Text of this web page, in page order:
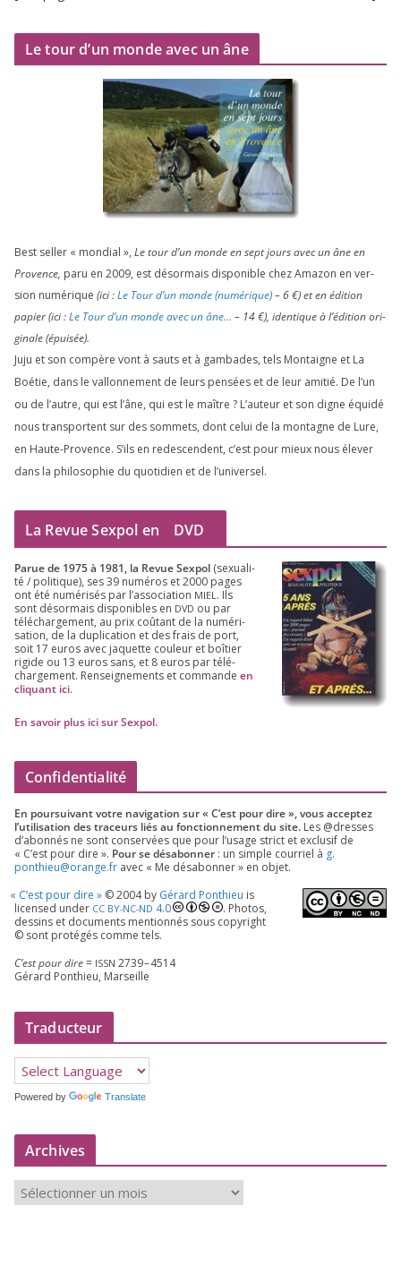
Le tour d’un monde avec un âne
Best sel­ler « mon­dial », Le tour d’un monde en sept jours avec un âne en
Provence, paru en 2009, est désor­mais dis­po­nible chez Amazon en ver­
sion numé­rique (ici :Le Tour d’un monde (numé­rique)–6€) et en édi­tion
papier (ici :Le Tour d’un monde avec un âne… – 14€), iden­tique à l’é­di­tion ori­
gi­nale (épui­sée).
Juju et son com­père vont à sauts et à gam­bades, tels Montaigne et La
Boétie, dans le val­lon­ne­ment de leurs pen­sées et de leur ami­tié. De l’un
ou de l’autre, qui est l’âne, qui est le maître ? L’auteur et son digne équi­dé
nous trans­portent sur des som­mets, dont celui de la mon­tagne de Lure,
en Haute-Provence. S’ils en redes­cendent, c’est pour mieux nous éle­ver
dans la phi­lo­so­phie du quo­ti­dien et de l’universel.
La Revue Sexpol en DVD
Parue de 1975à 1981, la Revue Sex­pol (sexua­li­
té /​ poli­tique), ses39 numé­ros et2000 pages
ont été numé­ri­sés par l’as­so­cia­tion MIEL. Ils
sont désor­mais dis­po­nibles en DVD ou par
télé­char­ge­ment, au prix coû­tant de la numé­ri­
sa­tion, de la dupli­ca­tion et des frais de port,
soit 17 euros avec jaquette cou­leur et boî­tier
rigide ou 13 euros sans, et 8 euros par télé­
char­ge­ment. Ren­sei­gne­ments et com­mande en
cli­quant ici.
En savoir plus ici sur Sexpol.
Confidentialité
En pour­sui­vant votre navi­ga­tion sur « C’est pour dire », vous accep­tez
l’utilisation des tra­ceurs liés au fonc­tion­ne­ment du site. Les @dresses
d’a­bon­nés ne sont conser­vées que pour l’u­sage strict et exclu­sif de
« C’est pour dire ». Pour se désa­bon­ner : un simple cour­riel à g.​
ponthieu@​orange.​fr avec « Me désa­bon­ner » en objet.
« C’est pour dire » ©2004by Gérard Ponthieu is
licen­sed under CC BY-NC-ND 4.0
. Photos,
des­sins et docu­ments men­tion­nés sous copy­right
© sont pro­té­gés comme tels.
C’est pour dire= ISSN 2739–4514
Gérard Ponthieu, Marseille
Traducteur
Powered by Translate
Archives